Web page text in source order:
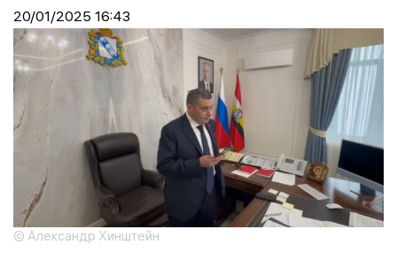
20/01/2025 16:43
© Александр Хинштейн